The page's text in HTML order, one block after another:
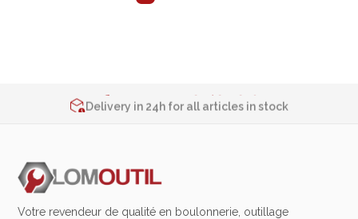
Delivery in 24h for all articles in stock
Votre revendeur de qualité en boulonnerie, outillage